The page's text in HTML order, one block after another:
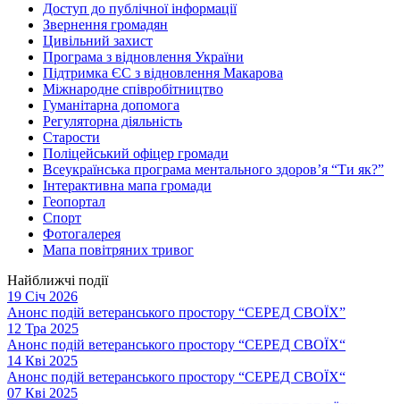
Доступ до публічної інформації
Звернення громадян
Цивільний захист
Програма з відновлення України
Підтримка ЄС з відновлення Макарова
Міжнародне співробітництво
Гуманітарна допомога
Регуляторна діяльність
Старости
Поліцейський офіцер громади
Всеукраїнська програма ментального здоров’я “Ти як?”
Інтерактивна мапа громади
Геопортал
Спорт
Фотогалерея
Мапа повітряних тривог
Найближчі події
19 Січ 2026
Анонс подій ветеранського простору “СЕРЕД СВОЇХ”
12 Тра 2025
Анонс подій ветеранського простору “СЕРЕД СВОЇХ“
14 Кві 2025
Анонс подій ветеранського простору “СЕРЕД СВОЇХ“
07 Кві 2025